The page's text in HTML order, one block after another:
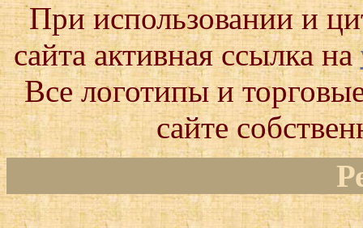
При использовании и
сайта активная ссылка на
Все логотипы и
сайте